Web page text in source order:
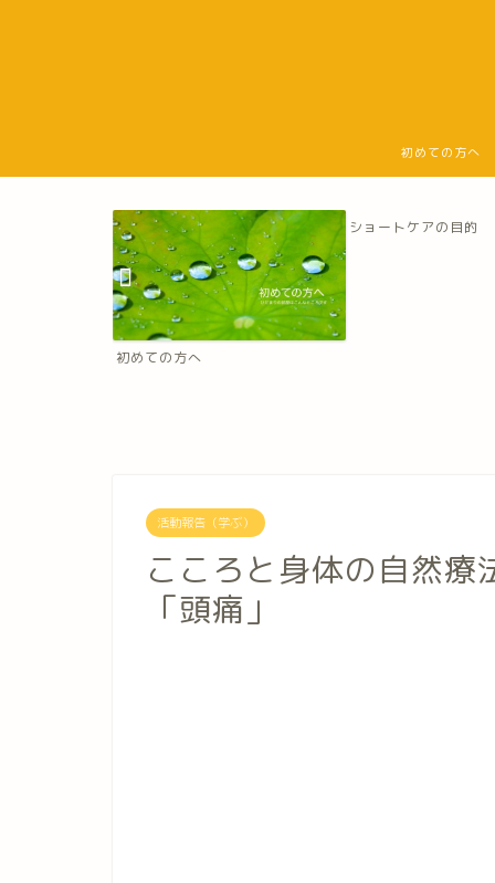
初めての方へ
初めての方へ
ショートケアの目的
活動報告（学ぶ）
こころと身体の自然
「頭痛」